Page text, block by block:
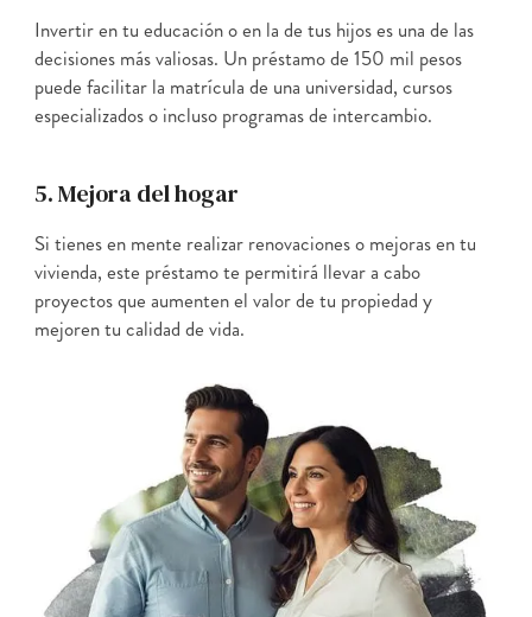
Invertir en tu educación o en la de tus hijos es una de las
decisiones más valiosas. Un préstamo de 150 mil pesos
puede facilitar la matrícula de una universidad, cursos
especializados o incluso programas de intercambio.
5. Mejora del hogar
Si tienes en mente realizar renovaciones o mejoras en tu
vivienda, este préstamo te permitirá llevar a cabo
proyectos que aumenten el valor de tu propiedad y
mejoren tu calidad de vida.